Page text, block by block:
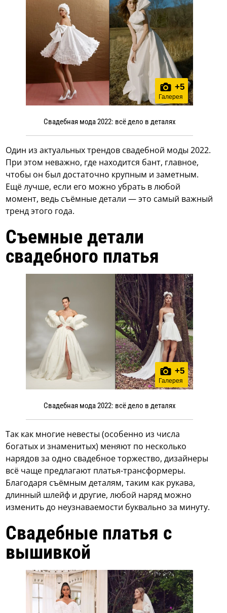
+5
Галерея
Свадебная мода 2022: всё дело в деталях
Один из актуальных трендов свадебной моды 2022.
При этом неважно, где находится бант, главное,
чтобы он был достаточно крупным и заметным.
Ещё лучше, если его можно убрать в любой
момент, ведь съёмные детали — это самый важный
тренд этого года.
Съемные детали
свадебного платья
+5
Галерея
Свадебная мода 2022: всё дело в деталях
Так как многие невесты (особенно из числа
богатых и знаменитых) меняют по несколько
нарядов за одно свадебное торжество, дизайнеры
всё чаще предлагают платья-трансформеры.
Благодаря съёмным деталям, таким как рукава,
длинный шлейф и другие, любой наряд можно
изменить до неузнаваемости буквально за минуту.
Свадебные платья с
вышивкой